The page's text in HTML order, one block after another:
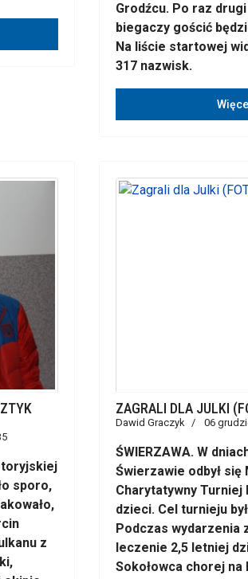
Grodźcu. Po raz
biegaczy gościć
Na liście startowej
317 nazwisk.
sporo,
z
ZAGRALI DLA JULKI
Dawid Graczyk 06
ŚWIERZAWA. W
Świerzawie odbył się
Charytatywny Turniej
dzieci. Cel turnieju
Podczas wydarzenia
leczenie 2,5 letniej
Sokołowca chorej na